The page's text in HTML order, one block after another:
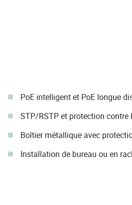
PoE intelligent et PoE longue
STP/RSTP et protection contre
Boîtier métallique avec
Installation de bureau ou en